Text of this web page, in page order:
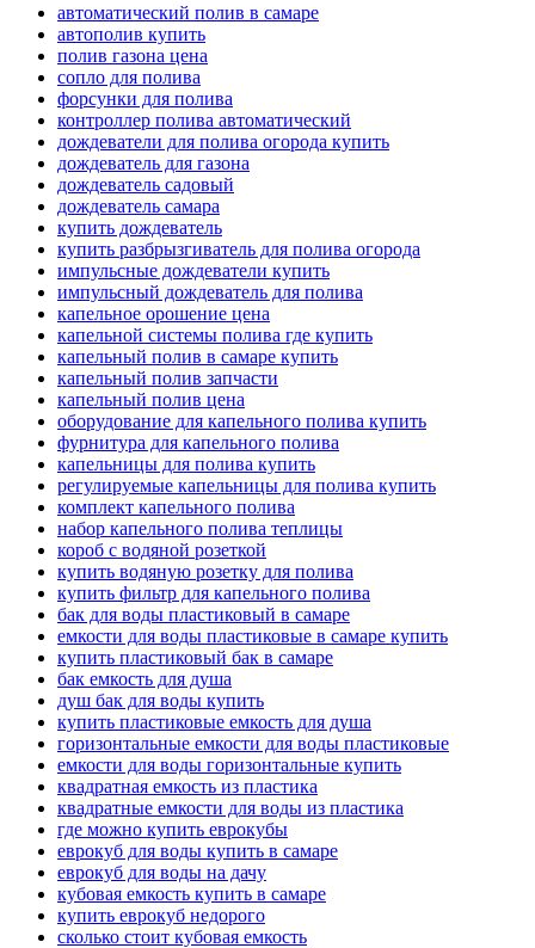
автоматический полив в самаре
автополив купить
полив газона цена
сопло для полива
форсунки для полива
контроллер полива автоматический
дождеватели для полива огорода купить
дождеватель для газона
дождеватель садовый
дождеватель самара
купить дождеватель
купить разбрызгиватель для полива огорода
импульсные дождеватели купить
импульсный дождеватель для полива
капельное орошение цена
капельной системы полива где купить
капельный полив в самаре купить
капельный полив запчасти
капельный полив цена
оборудование для капельного полива купить
фурнитура для капельного полива
капельницы для полива купить
регулируемые капельницы для полива купить
комплект капельного полива
набор капельного полива теплицы
короб с водяной розеткой
купить водяную розетку для полива
купить фильтр для капельного полива
бак для воды пластиковый в самаре
емкости для воды пластиковые в самаре купить
купить пластиковый бак в самаре
бак емкость для душа
душ бак для воды купить
купить пластиковые емкость для душа
горизонтальные емкости для воды пластиковые
емкости для воды горизонтальные купить
квадратная емкость из пластика
квадратные емкости для воды из пластика
где можно купить еврокубы
еврокуб для воды купить в самаре
еврокуб для воды на дачу
кубовая емкость купить в самаре
купить еврокуб недорого
сколько стоит кубовая емкость